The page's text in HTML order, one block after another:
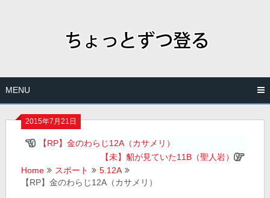
MENU
2015年7月21日
【RP】金のわらじ12A（カサメリ）
【未】貂が見ていた11B（聖人岩）
Home
スポート
5.12A
【RP】金のわらじ12A（カサメリ）